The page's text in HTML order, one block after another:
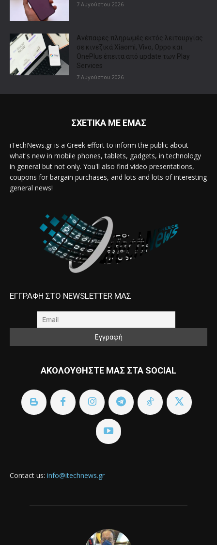
7 Αυγούστου 2026
Ανέπαφες πληρωμές εκτός λειτουργίας
σε κινεζικά Xiaomi, Vivo, Oppo και
OnePlus έπειτα από update των Play
Services
7 Αυγούστου 2026
ΣΧΕΤΙΚΑ ΜΕ ΕΜΑΣ
iTechNews.gr is a Greek effort to inform the public about
what's new in mobile phones, tablets, gadgets, in technology
in general but not only. You'll also find video presentations,
coupons for bargain purchases, and lots and lots of interesting
general news!
ΕΓΓΡΑΦΗ ΣΤΟ NEWSLETTER ΜΑΣ
ΑΚΟΛΟΥΘΗΣΤΕ ΜΑΣ ΣΤΑ SOCIAL
Contact us: info@itechnews.gr